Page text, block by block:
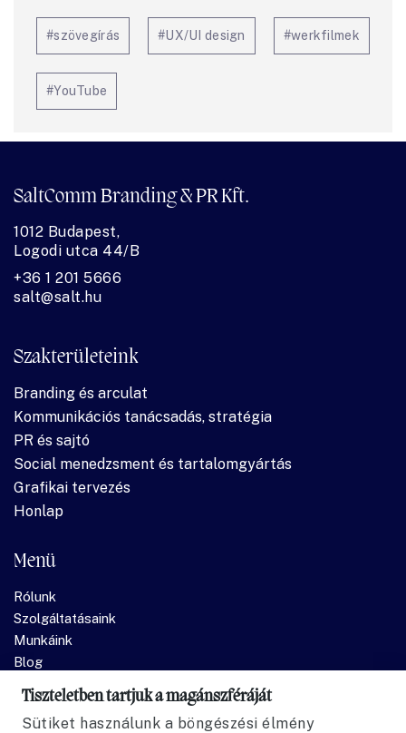
#szövegírás #UX/UI design #werkfilmek
#YouTube
SaltComm Branding & PR Kft.
1012 Budapest,
Logodi utca 44/B
+36 1 201 5666
salt@salt.hu
Szakterületeink
Branding és arculat
Kommunikációs tanácsadás, stratégia
PR és sajtó
Social menedzsment és tartalomgyártás
Grafikai tervezés
Honlap
Menü
Rólunk
Szolgáltatásaink
Munkáink
Blog
Tiszteletben tartjuk a magánszféráját
Sütiket használunk a böngészési élmény